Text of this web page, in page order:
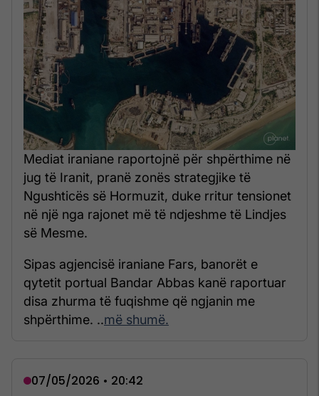
Mediat iraniane raportojnë për shpërthime në
jug të Iranit, pranë zonës strategjike të
Ngushticës së Hormuzit, duke rritur tensionet
në një nga rajonet më të ndjeshme të Lindjes
së Mesme.
Sipas agjencisë iraniane Fars, banorët e
qytetit portual Bandar Abbas kanë raportuar
disa zhurma të fuqishme që ngjanin me
shpërthime. ..më shumë.
07/05/2026 • 20:42